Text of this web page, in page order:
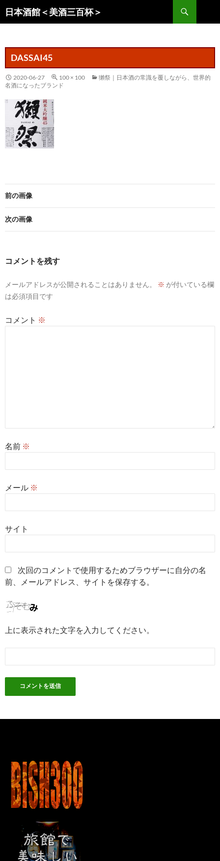
ン
ス
キ
ッ
日本酒館＜美酒三百杯＞
索
DASSAI45
2020-06-27 100 × 100
獺祭｜日本酒の常識を覆しながら、世界的
名酒になったブランド
前の画像
次の画像
コメントを残す
メールアドレスが公開されることはありません。 ※ が付いている欄
は必須項目です
コメント ※
名前 ※
メール ※
サイト
次回のコメントで使用するためブラウザーに自分の名
前、メールアドレス、サイトを保存する。
上に表示された文字を入力してください。